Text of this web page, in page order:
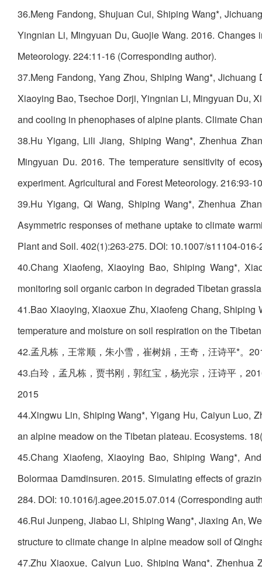
36.Meng Fandong, Shujuan Cui, Shiping Wang*,
Yingnian Li, Mingyuan Du, Guojie Wang. 2016.
Meteorology. 224:11-16 (Corresponding author).
37.Meng Fandong, Yang Zhou, Shiping Wang*,
Xiaoying Bao, Tsechoe Dorji, Yingnian Li, Mingyuan Du,
and cooling in phenophases of alpine plants. Climate
38.Hu Yigang, Lili Jiang, Shiping Wang*, Zhenhua
Mingyuan Du. 2016. The temperature sensitivity of
experiment. Agricultural and Forest Meteorology. 216:93-
39.Hu Yigang, Qi Wang, Shiping Wang*, Zhenhua
Asymmetric responses of methane uptake to climate
Plant and Soil. 402(1):263-275. DOI: 10.1007/s11104-
40.Chang Xiaofeng, Xiaoying Bao, Shiping Wang*,
monitoring soil organic carbon in degraded Tibetan
41.Bao Xiaoying, Xiaoxue Zhu, Xiaofeng Chang,
temperature and moisture on soil respiration on the
42.孟凡栋，王常顺，朱小雪，崔树娟，王奇，汪诗平*。
43.白玲，孟凡栋，贾书刚，郭红宝，杨光宗，汪诗平，
2015
44.Xingwu Lin, Shiping Wang*, Yigang Hu, Caiyun Luo,
an alpine meadow on the Tibetan plateau. Ecosystems.
45.Chang Xiaofeng, Xiaoying Bao, Shiping Wang*,
Bolormaa Damdinsuren. 2015. Simulating effects of
284. DOI: 10.1016/j.agee.2015.07.014 (Corresponding
46.Rui Junpeng, Jiabao Li, Shiping Wang*, Jiaxing An,
structure to climate change in alpine meadow soil of
47.Zhu Xiaoxue, Caiyun Luo, Shiping Wang*,